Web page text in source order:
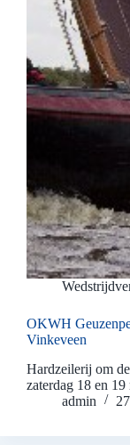
OKWH
Vinkeveen
Hardzeilerij om
zaterdag 18 en
admin